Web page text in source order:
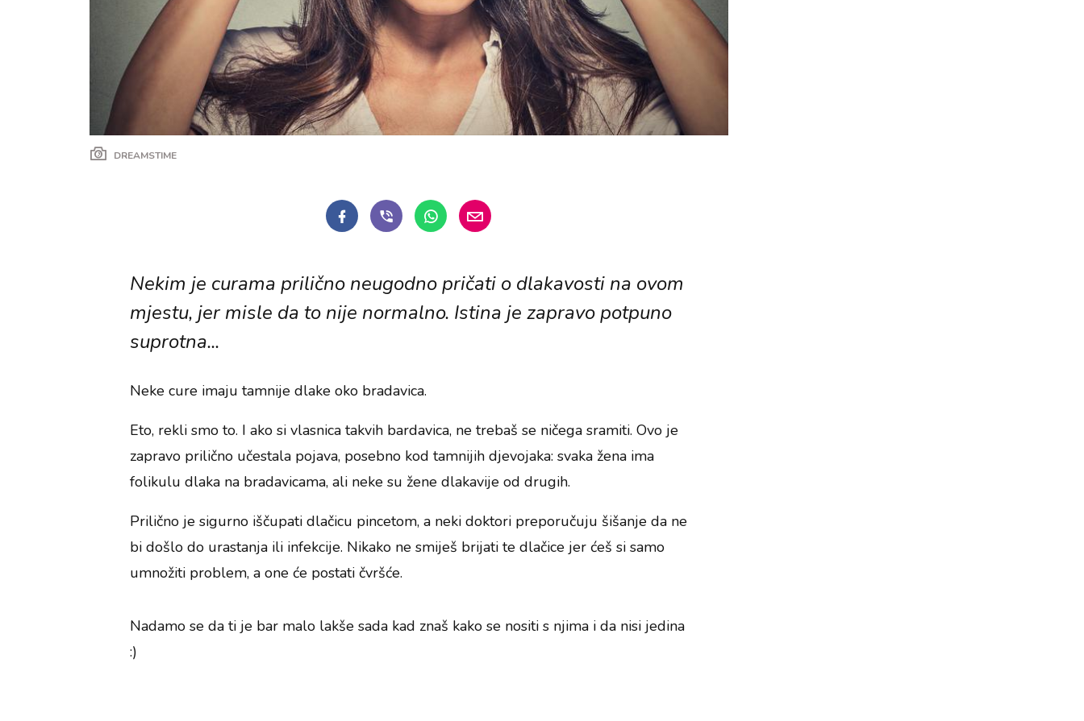
DREAMSTIME
Nekim je curama prilično neugodno pričati o dlakavosti na ovom
mjestu, jer misle da to nije normalno. Istina je zapravo potpuno
suprotna...
Neke cure imaju tamnije dlake oko bradavica.
Eto, rekli smo to. I ako si vlasnica takvih bardavica, ne trebaš se ničega sramiti. Ovo je
zapravo prilično učestala pojava, posebno kod tamnijih djevojaka: svaka žena ima
folikulu dlaka na bradavicama, ali neke su žene dlakavije od drugih.
Prilično je sigurno iščupati dlačicu pincetom, a neki doktori preporučuju šišanje da ne
bi došlo do urastanja ili infekcije. Nikako ne smiješ brijati te dlačice jer ćeš si samo
umnožiti problem, a one će postati čvršće.
Nadamo se da ti je bar malo lakše sada kad znaš kako se nositi s njima i da nisi jedina
:)